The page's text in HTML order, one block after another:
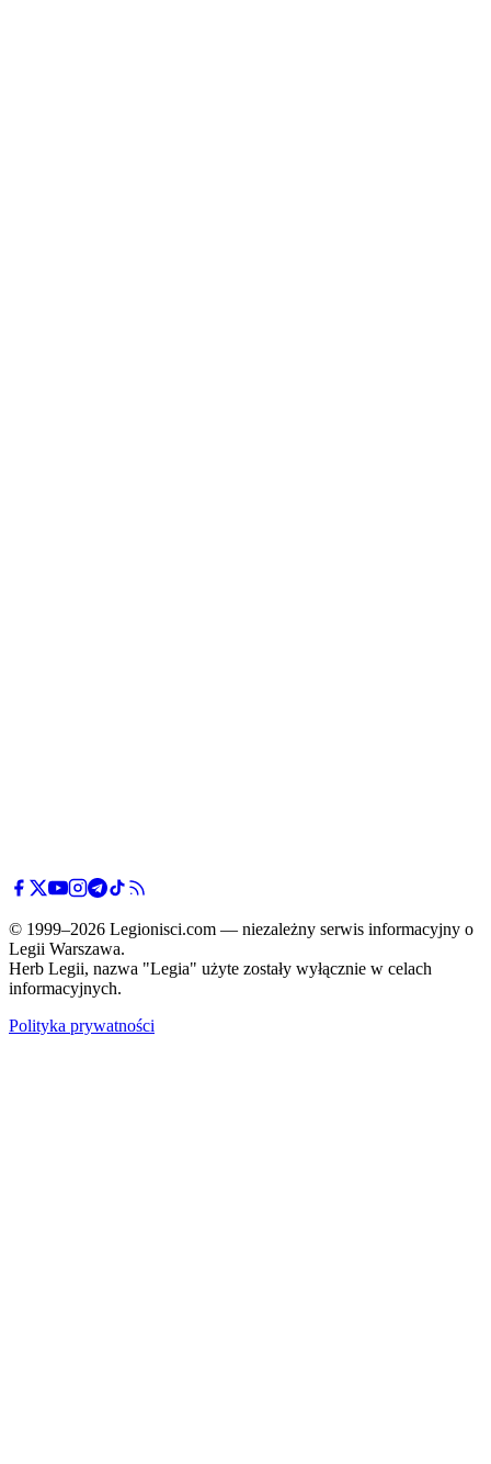
© 1999–2026 Legionisci.com — niezależny serwis informacyjny o
Legii Warszawa.
Herb Legii, nazwa "Legia" użyte zostały wyłącznie w celach
informacyjnych.
Polityka prywatności